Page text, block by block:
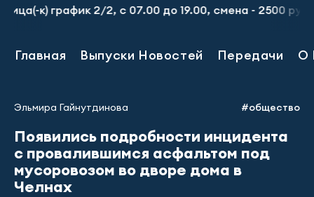
2/2, с 07.00 до 19.00, смена - 2500 рублей. Пр-т
Главная Выпуски Новостей Передачи О
Эльмира Гайнутдинова #общество
Появились подробности инцидента
с провалившимся асфальтом под
мусоровозом во дворе дома в
Челнах